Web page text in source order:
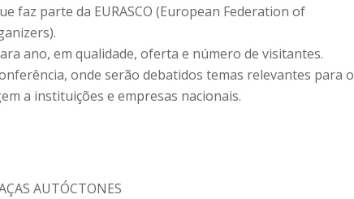
faz parte da EURASCO (European Federation of
ano, em qualidade, oferta e número de visitantes.
onde serão debatidos temas relevantes para o
a instituições e empresas nacionais.
AUTÓCTONES